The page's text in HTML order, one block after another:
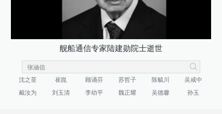
舰船通信专家陆建勋院士逝世
沈之荃 崔崑 顾诵芬 苏哲子 陈毓川
吴咸中
戴汝为
刘玉清 李幼平 魏正耀 吴德馨 孙玉